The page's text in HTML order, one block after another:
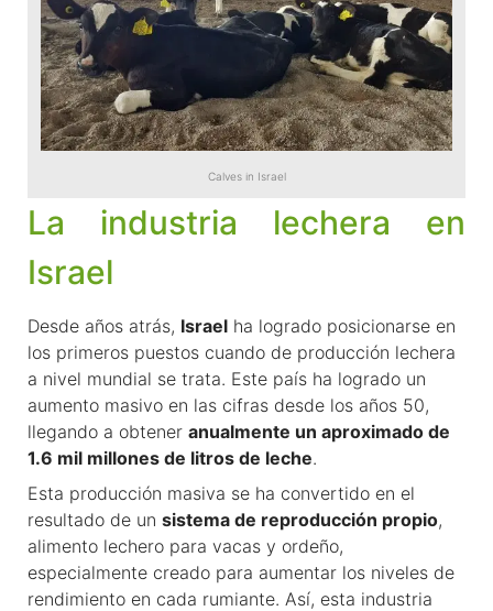
Calves in Israel
La industria lechera en
Israel
Desde años atrás, Israel ha logrado posicionarse en
los primeros puestos cuando de producción lechera
a nivel mundial se trata. Este país ha logrado un
aumento masivo en las cifras desde los años 50,
llegando a obtener anualmente un aproximado de
1.6 mil millones de litros de leche.
Esta producción masiva se ha convertido en el
resultado de un sistema de reproducción propio,
alimento lechero para vacas y ordeño,
especialmente creado para aumentar los niveles de
rendimiento en cada rumiante. Así, esta industria